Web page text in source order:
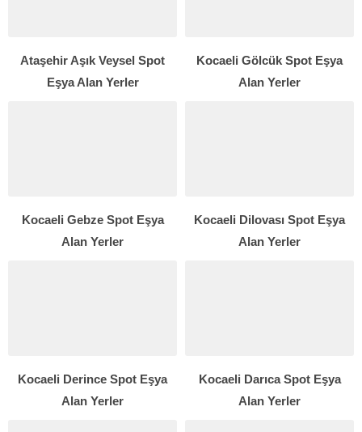
Ataşehir Aşık Veysel Spot
Eşya Alan Yerler
Kocaeli Gölcük Spot Eşya
Alan Yerler
Kocaeli Gebze Spot Eşya
Alan Yerler
Kocaeli Dilovası Spot Eşya
Alan Yerler
Kocaeli Derince Spot Eşya
Alan Yerler
Kocaeli Darıca Spot Eşya
Alan Yerler